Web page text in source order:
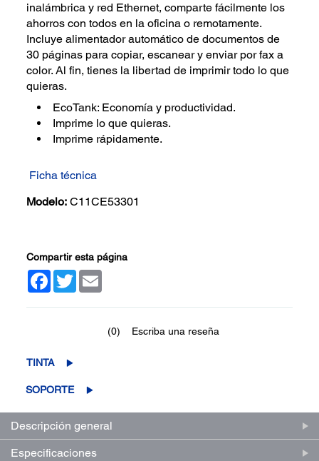
inalámbrica y red Ethernet, comparte fácilmente los
ahorros con todos en la oficina o remotamente.
Incluye alimentador automático de documentos de
30 páginas para copiar, escanear y enviar por fax a
color. Al fin, tienes la libertad de imprimir todo lo que
quieras.
EcoTank: Economía y productividad.
Imprime lo que quieras.
Imprime rápidamente.
Ficha técnica
Modelo: C11CE53301
Compartir esta página
Facebook
Twitter
Sin
(0) Escriba una reseña
TINTA
SOPORTE
Descripción general
Especificaciones